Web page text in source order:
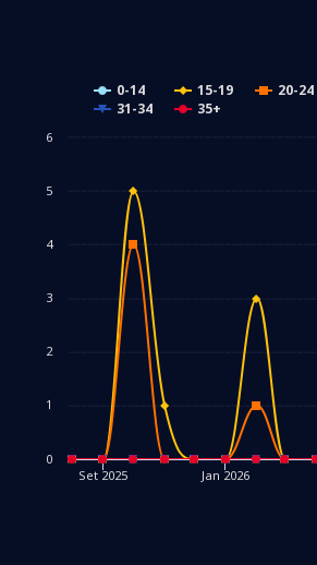
0-14 15-19 20-24
31-34
35+
Set 2025 Jan 2026
0
1
2
3
4
5
6